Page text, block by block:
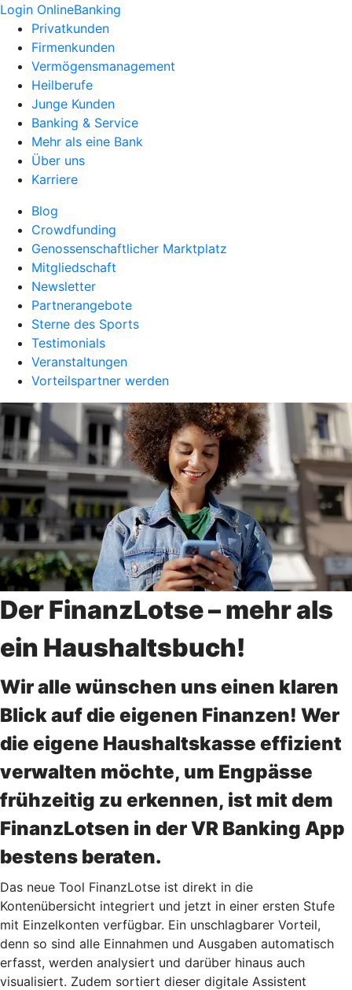
Login OnlineBanking
Privatkunden
Firmenkunden
Vermögensmanagement
Heilberufe
Junge Kunden
Banking & Service
Mehr als eine Bank
Über uns
Karriere
Blog
Crowdfunding
Genossenschaftlicher Marktplatz
Mitgliedschaft
Newsletter
Partnerangebote
Sterne des Sports
Testimonials
Veranstaltungen
Vorteilspartner werden
Der FinanzLotse – mehr als
ein Haushaltsbuch!
Wir alle wünschen uns einen klaren
Blick auf die eigenen Finanzen! Wer
die eigene Haushaltskasse effizient
verwalten möchte, um Engpässe
frühzeitig zu erkennen, ist mit dem
FinanzLotsen in der VR Banking App
bestens beraten.
Das neue Tool FinanzLotse ist direkt in die
Kontenübersicht integriert und jetzt in einer ersten Stufe
mit Einzelkonten verfügbar. Ein unschlagbarer Vorteil,
denn so sind alle Einnahmen und Ausgaben automatisch
erfasst, werden analysiert und darüber hinaus auch
visualisiert. Zudem sortiert dieser digitale Assistent